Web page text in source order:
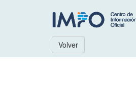
Volver